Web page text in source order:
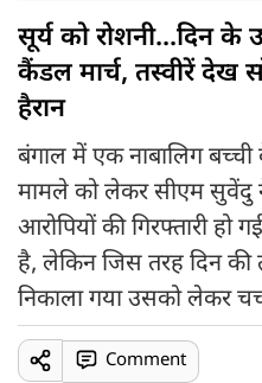
सूर्य को रोशनी...दिन के
कैंडल मार्च, तस्वीरें देख
हैरान
बंगाल में एक नाबालिग
मामले को लेकर सीएम सुवेंदु
आरोपियों की गिरफ्तारी
है, लेकिन जिस तरह दिन
निकाला गया उसको लेकर
Comment